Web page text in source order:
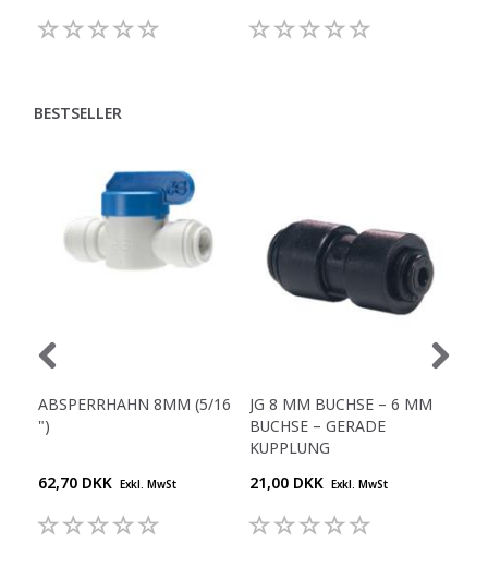
BESTSELLER
ABSPERRHAHN 8MM (5/16
")
62,70 DKK Exkl. MwSt
JG 8 MM BUCHSE – 6 MM
BUCHSE – GERADE
KUPPLUNG
21,00 DKK Exkl. MwSt